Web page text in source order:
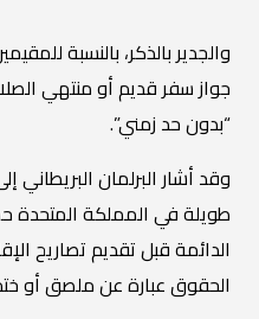
والجدير بالذكر، بالنسبة
جواز سفر قديم أو منتهي
“بدون حد زمني”.
وقد أشار البرلمان
طويلة في المملكة المتحدة
الدائمة قبل تقديم تصاريح
الحقوق عبارة عن ملصق أو